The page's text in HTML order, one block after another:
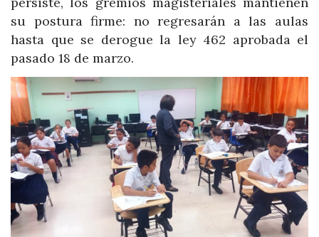
su postura firme: no regresarán a las aulas
hasta que se derogue la ley 462 aprobada el
pasado 18 de marzo.